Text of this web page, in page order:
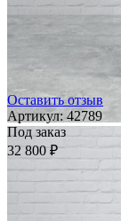
Оставить отзыв
Артикул: 42789
Под заказ
32 800 ₽